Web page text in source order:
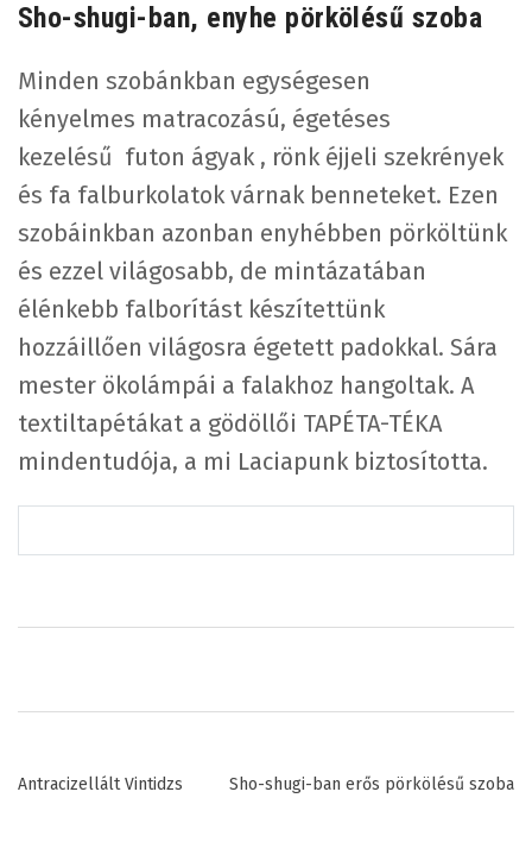
Sho-shugi-ban, enyhe pörkölésű szoba
Minden szobánkban egységesen
kényelmes matracozású, égetéses
kezelésű futon ágyak , rönk éjjeli szekrények
és fa falburkolatok várnak benneteket. Ezen
szobáinkban azonban enyhébben pörköltünk
és ezzel világosabb, de mintázatában
élénkebb falborítást készítettünk
hozzáillően világosra égetett padokkal. Sára
mester ökolámpái a falakhoz hangoltak. A
textiltapétákat a gödöllői TAPÉTA-TÉKA
mindentudója, a mi Laciapunk biztosította.
P
Antracizellált Vintidzs Sho-shugi-ban erős pörkölésű szoba